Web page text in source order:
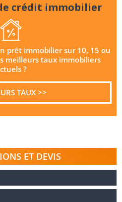
crédit immobilier
prêt immobilier sur 10, 15 ou
meilleurs taux immobiliers
?
TAUX >>
ET DEVIS